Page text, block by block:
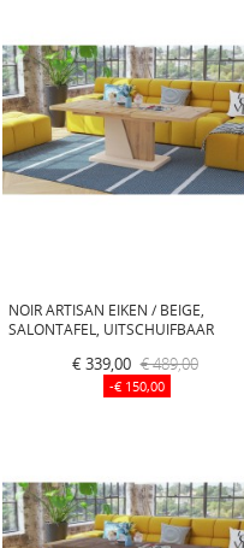
NOIR ARTISAN EIKEN / BEIGE,
SALONTAFEL, UITSCHUIFBAAR
€ 339,00 € 489,00
-€ 150,00